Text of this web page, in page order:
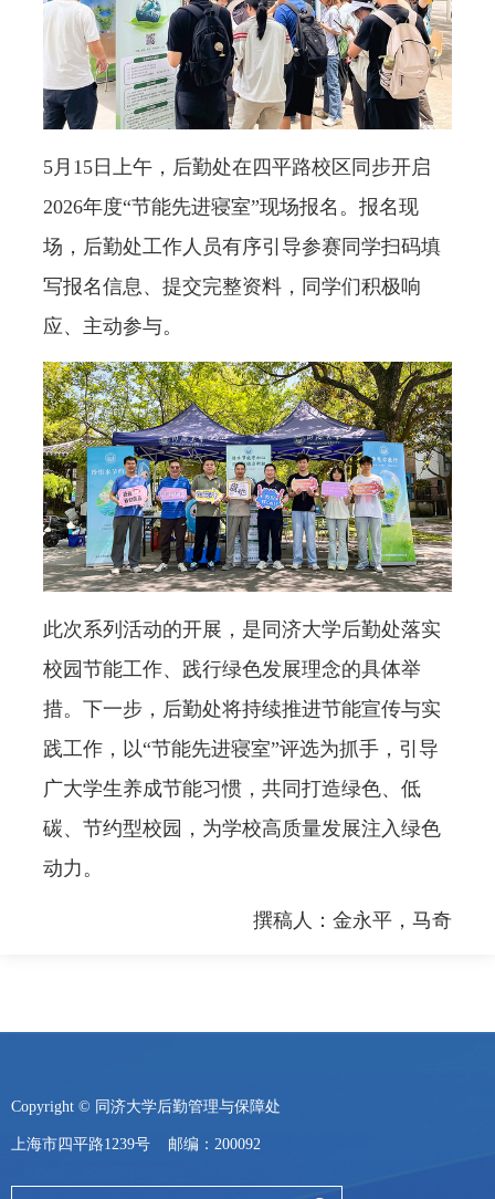
5月 15 日上午，后勤处在四平路校区同步开启
2026年度“节能先进寝室”现场报名。报名现
场，后勤处工作人员有序引导参赛同学扫码填
写报名信息、提交完整资料，同学们积极响
应、主动参与。
此次系列活动的开展，是同济大学后勤处落实
校园节能工作、践行绿色发展理念的具体举
措。下一步，后勤处将持续推进节能宣传与实
践工作，以“节能先进寝室”评选为抓手，引导
广大学生养成节能习惯，共同打造绿色、低
碳、节约型校园，为学校高质量发展注入绿色
动力。
撰稿人：金永平，马奇
Copyright © 同济大学后勤管理与保障处
上海市四平路1239号 邮编：200092